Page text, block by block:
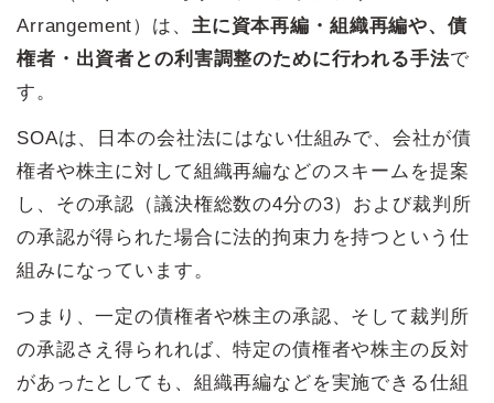
Arrangement）は、 主に資本再編・組織再編や、債
権者・出資者との利害調整のために行われる手法で
す。
SOAは、日本の会社法にはない仕組みで、会社が債
権者や株主に対して組織再編などのスキームを提案
し、その承認（議決権総数の4分の3）および裁判所
の承認が得られた場合に法的拘束力を持つという仕
組みになっています。
つまり、一定の債権者や株主の承認、そして裁判所
の承認さえ得られれば、特定の債権者や株主の反対
があったとしても、組織再編などを実施できる仕組